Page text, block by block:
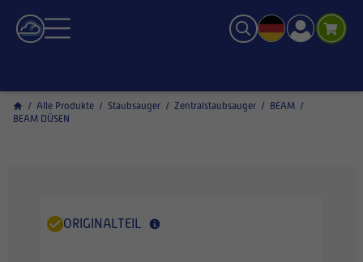
/ Alle Produkte / Staubsauger / Zentralstaubsauger / BEAM /
BEAM DÜSEN
ORIGINALTEIL